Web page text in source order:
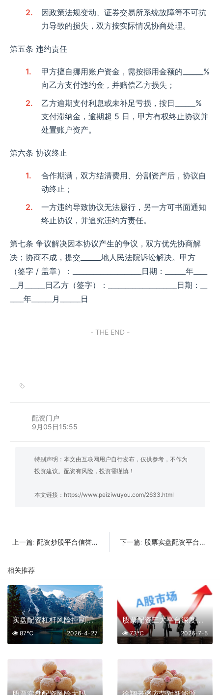
因政策法规变动、证券交易所系统故障等不可抗
力导致的损失，双方按实际情况协商处理。​
第五条 违约责任​
甲方擅自挪用账户资金，需按挪用金额的______%
向乙方支付违约金，并赔偿乙方损失；​
乙方逾期支付利息或未补足亏损，按日______%
支付滞纳金，逾期超 5 日，甲方有权终止协议并
处置账户资产。​
第六条 协议终止​
合作期满，双方结清费用、分割资产后，协议自
动终止；​
一方违约导致协议无法履行，另一方可书面通知
终止协议，并追究违约方责任。​
第七条 争议解决​ 因本协议产生的争议，双方优先协商解
决；协商不成，提交______地人民法院诉讼解决。​ 甲方
（签字 / 盖章）：____________________​ 日期：______年____
__月______日​ 乙方（签字）：____________________​ 日期：__
____年______月______日​
- THE END -
配资门户
9月05日15:55
特别声明：本文由互联网用户自行发布，仅供参考，不作为
投资建议。配资有风险，投资需谨慎！
本文链接： https://www.peiziwuyou.com/2633.html
上一篇: 配资炒股平台信誉第一名：鼎锋优配——以风控筑基，用专业护航投资者财富之路 下一篇: 股票实盘配资平台客服电话：连接投资者与专业服务的重要桥梁
相关推荐
实盘配资杠杆风险控制技巧
2026-4-27
87℃
股票配资三大平台深度解析 投资者必看指南
2026-7-5
73℃